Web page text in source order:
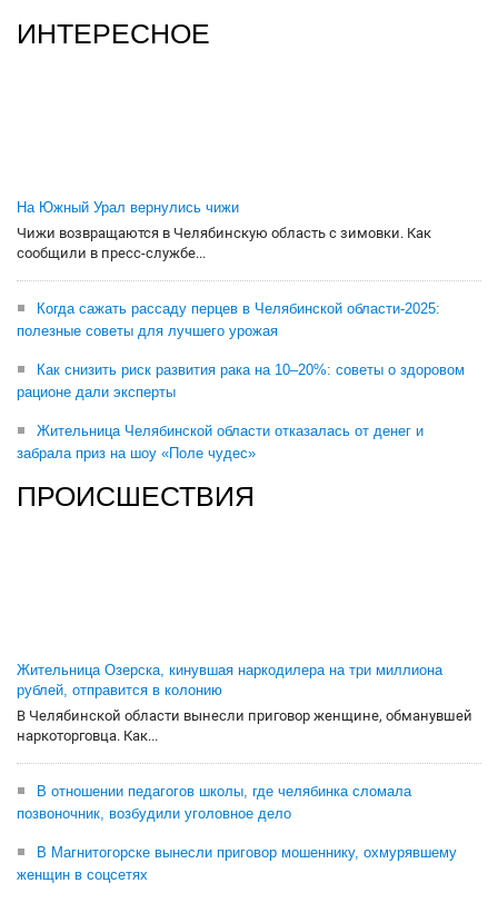
ИНТЕРЕСНОЕ
На Южный Урал вернулись чижи
Чижи возвращаются в Челябинскую область с зимовки. Как
сообщили в пресс-службе...
Когда сажать рассаду перцев в Челябинской области-2025:
полезные советы для лучшего урожая
Как снизить риск развития рака на 10–20%: советы о здоровом
рационе дали эксперты
Жительница Челябинской области отказалась от денег и
забрала приз на шоу «Поле чудес»
ПРОИСШЕСТВИЯ
Жительница Озерска, кинувшая наркодилера на три миллиона
рублей, отправится в колонию
В Челябинской области вынесли приговор женщине, обманувшей
наркоторговца. Как...
В отношении педагогов школы, где челябинка сломала
позвоночник, возбудили уголовное дело
В Магнитогорске вынесли приговор мошеннику, охмурявшему
женщин в соцсетях